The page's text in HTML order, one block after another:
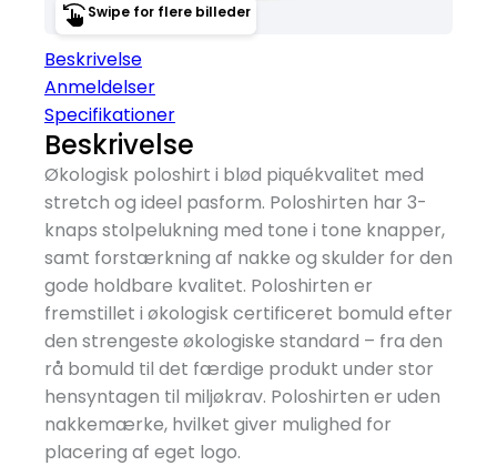
Swipe for flere billeder
Beskrivelse
Anmeldelser
Specifikationer
Beskrivelse
Økologisk poloshirt i blød piquékvalitet med
stretch og ideel pasform. Poloshirten har 3-
knaps stolpelukning med tone i tone knapper,
samt forstærkning af nakke og skulder for den
gode holdbare kvalitet. Poloshirten er
fremstillet i økologisk certificeret bomuld efter
den strengeste økologiske standard – fra den
rå bomuld til det færdige produkt under stor
hensyntagen til miljøkrav. Poloshirten er uden
nakkemærke, hvilket giver mulighed for
placering af eget logo.